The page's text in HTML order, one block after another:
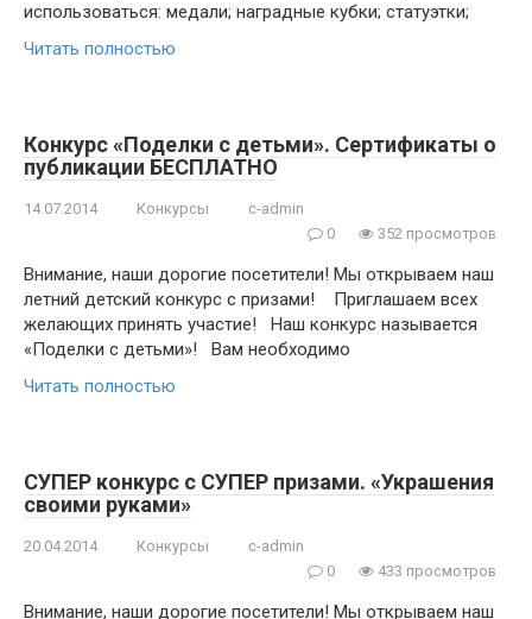
использоваться: медали; наградные кубки; статуэтки;
Читать полностью
Конкурс «Поделки с детьми». Сертификаты о
публикации БЕСПЛАТНО
14.07.2014 Конкурсы
c-admin
0
352 просмотров
Внимание, наши дорогие посетители! Мы открываем наш
летний детский конкурс с призами! Приглашаем всех
желающих принять участие! Наш конкурс называется
«Поделки с детьми»! Вам необходимо
Читать полностью
СУПЕР конкурс с СУПЕР призами. «Украшения
своими руками»
20.04.2014 Конкурсы
c-admin
0
433 просмотров
Внимание, наши дорогие посетители! Мы открываем наш